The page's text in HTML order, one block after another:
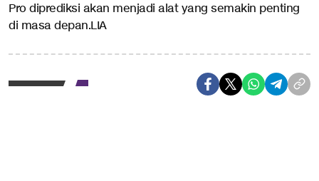
Pro diprediksi akan menjadi alat yang semakin penting
di masa depan.LIA